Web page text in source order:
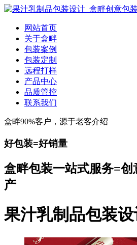
网站首页
关于盒畔
包装案例
包装定制
远程打样
产品中心
品质管控
联系我们
盒畔90%客户，源于老客介绍
好包装=好销量
盒畔包装一站式服务=
产
果汁乳制品包装